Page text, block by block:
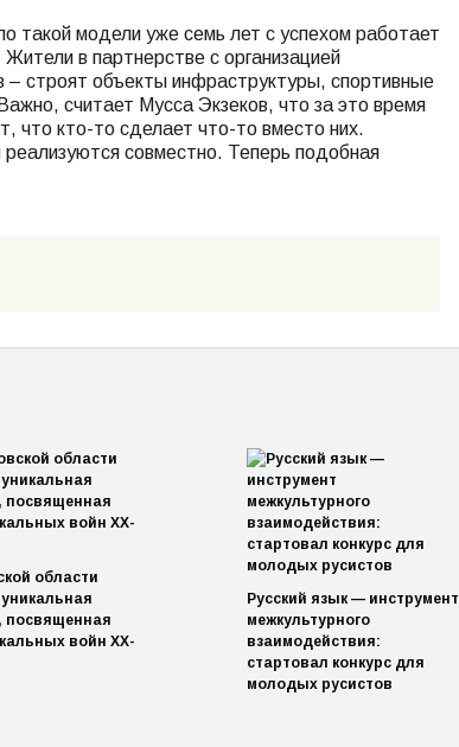
такой модели уже семь лет с успехом работает
в партнерстве с организацией
строят объекты инфраструктуры, спортивные
считает Мусса Экзеков, что за это время
что кто-то сделает что-то вместо них.
совместно. Теперь подобная
области
посвященная
войн XX-
Русский язык — инструмент
межкультурного
взаимодействия:
стартовал конкурс для
молодых русистов